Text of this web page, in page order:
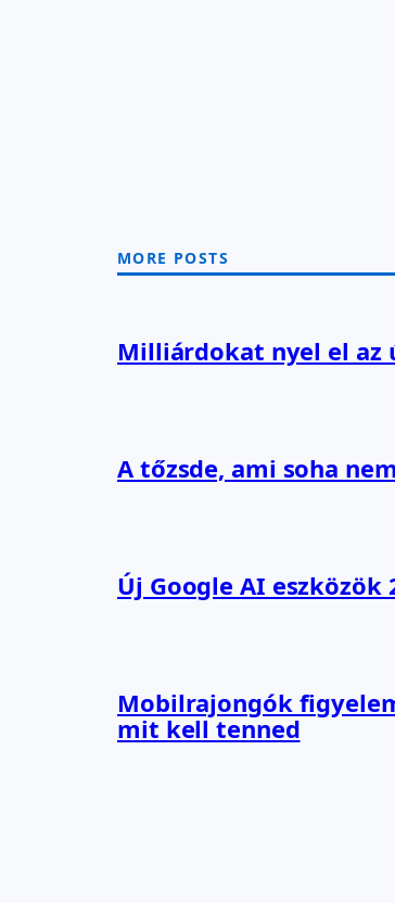
MORE POSTS
Milliárdokat nyel el az
A tőzsde, ami soha
Új Google AI eszközök
Mobilrajongók
mit kell tenned